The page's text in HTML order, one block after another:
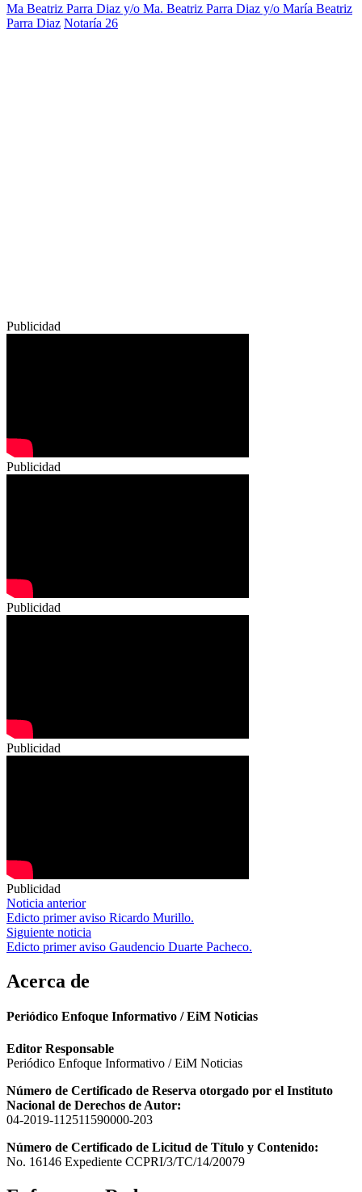
Ma Beatriz Parra Diaz y/o Ma. Beatriz Parra Diaz y/o María Beatriz
Parra Diaz Notaría 26
Publicidad
Publicidad
Publicidad
Publicidad
Publicidad
Navegación
de
entradas
Noticia anterior
Edicto primer aviso Ricardo Murillo.
Siguiente noticia
Edicto primer aviso Gaudencio Duarte Pacheco.
Acerca de
Periódico Enfoque Informativo / EiM Noticias
Editor Responsable
Periódico Enfoque Informativo / EiM Noticias
Número de Certificado de Reserva otorgado por el Instituto
Nacional de Derechos de Autor:
04-2019-112511590000-203
Número de Certificado de Licitud de Título y Contenido:
No. 16146 Expediente CCPRI/3/TC/14/20079